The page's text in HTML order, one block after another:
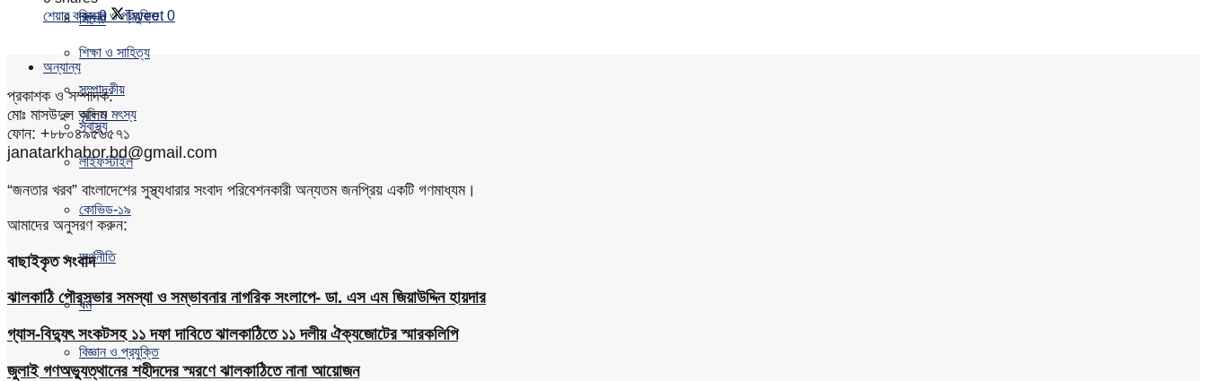
বিজ্ঞান ও প্রযুক্তি
শিক্ষা ও সাহিত্য
সম্পাদকীয়
স্বাস্থ্য
সিলেট
অন্যান্য
কৃষি ও মৎস্য
লাইফস্টাইল
কোভিড-১৯
অর্থনীতি
ধর্ম
বিজ্ঞান ও প্রযুক্তি
শেয়ার করুন 0 Tweet 0
প্রকাশক ও সম্পাদক:
মোঃ মাসউদুল আলম
ফোন: +৮৮০৪৯৫৬৫৭১
janatarkhabor.bd@gmail.com
“জনতার খরব” বাংলাদেশের সুস্থ্যধারার সংবাদ পরিবেশনকারী অন্যতম জনপ্রিয় একটি গণমাধ্যম।
আমাদের অনুসরণ করুন:
বাছাইকৃত সংবাদ
ঝালকাঠি পৌরসভার সমস্যা ও সম্ভাবনার নাগরিক সংলাপে- ডা. এস এম জিয়াউদ্দিন হায়দার
গ্যাস-বিদ্যুৎ সংকটসহ ১১ দফা দাবিতে ঝালকাঠিতে ১১ দলীয় ঐক্যজোটের স্মারকলিপি
জুলাই গণঅভ্যুত্থানের শহীদদের স্মরণে ঝালকাঠিতে নানা আয়োজন